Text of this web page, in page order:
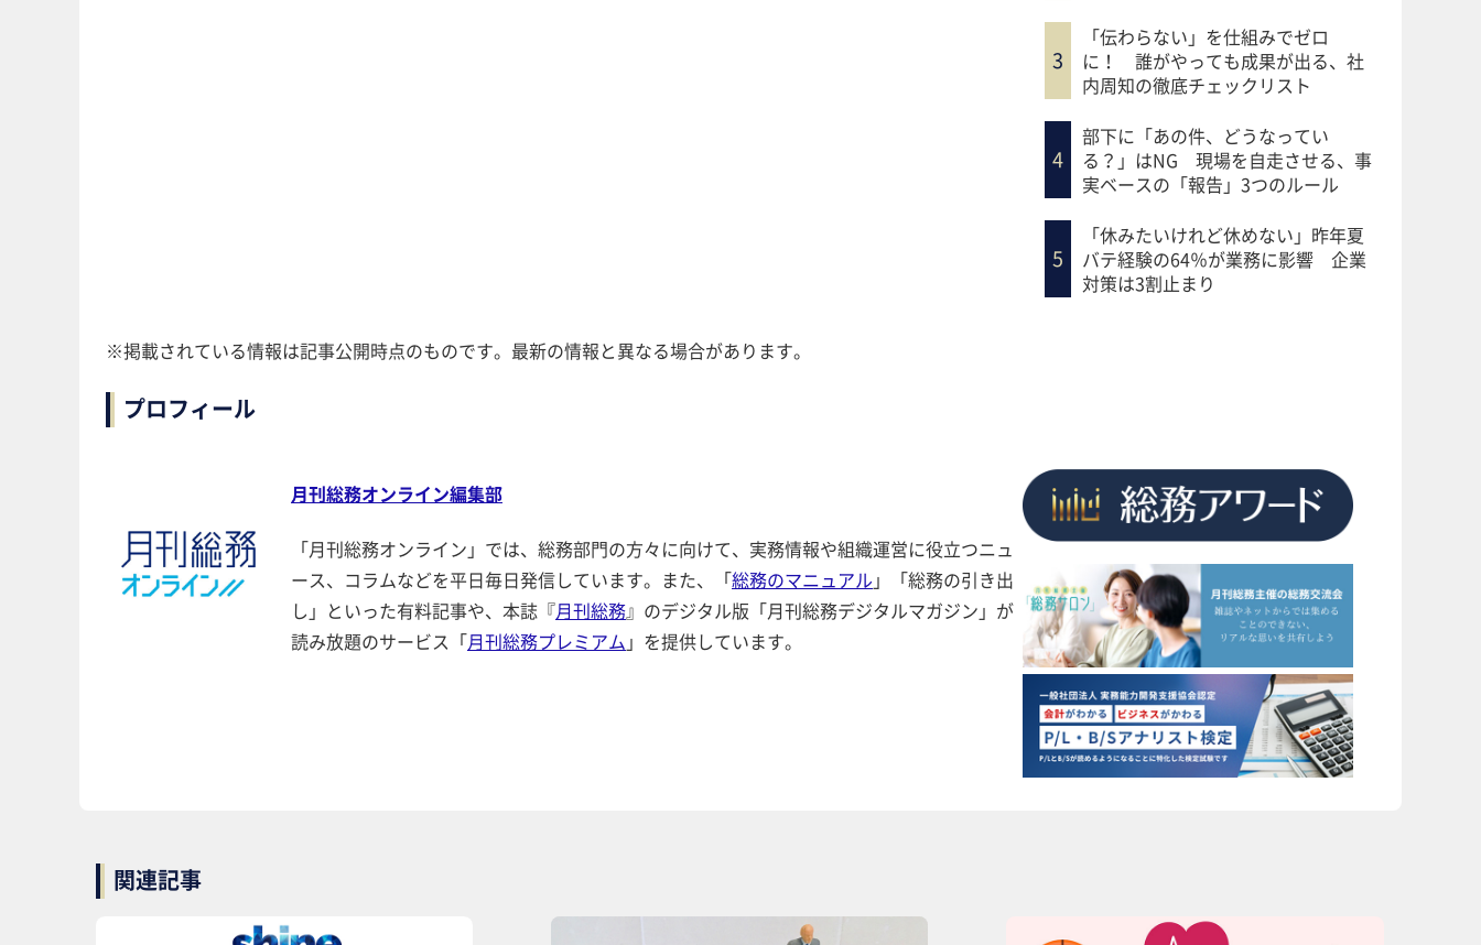
「伝わらない」を仕組みでゼロ
に！ 誰がやっても成果が出る、社
内周知の徹底チェックリスト
部下に「あの件、どうなってい
る？」はNG 現場を自走させる、事
実ベースの「報告」3つのルール
「休みたいけれど休めない」昨年夏
バテ経験の64％が業務に影響 企業
対策は3割止まり
※掲載されている情報は記事公開時点のものです。最新の情報と異なる場合があります。
プロフィール
月刊総務オンライン編集部
「月刊総務オンライン」では、総務部門の方々に向けて、実務情報や組織運営に役立つニュ
ース、コラムなどを平日毎日発信しています。また、「総務のマニュアル 」「総務の引き出
し」といった有料記事や、本誌『月刊総務』のデジタル版「月刊総務デジタルマガジン」が
読み放題のサービス「月刊総務プレミアム 」を提供しています。
関連記事